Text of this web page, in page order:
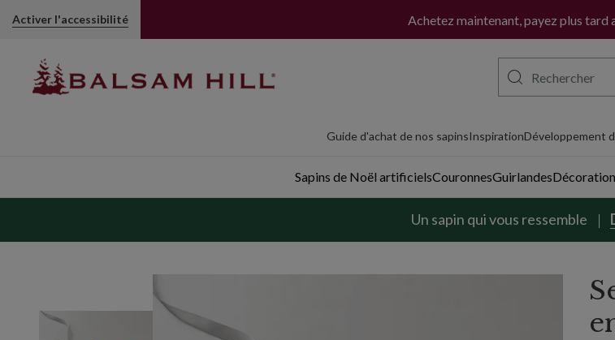
Activer l'accessibilité Achetez maintenant, payez plus tard
Guide d'achat de nos sapinsInspirationDéveloppement
Sapins de Noël artificielsCouronnesGuirlandes
Un sapin qui vous ressemble